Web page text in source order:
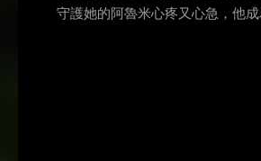
守護她的阿魯米心疼又心急，他